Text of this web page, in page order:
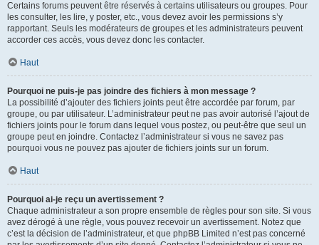
Certains forums peuvent être réservés à certains utilisateurs ou groupes. Pour
les consulter, les lire, y poster, etc., vous devez avoir les permissions s’y
rapportant. Seuls les modérateurs de groupes et les administrateurs peuvent
accorder ces accès, vous devez donc les contacter.
Haut
Pourquoi ne puis-je pas joindre des fichiers à mon message ?
La possibilité d’ajouter des fichiers joints peut être accordée par forum, par
groupe, ou par utilisateur. L’administrateur peut ne pas avoir autorisé l’ajout de
fichiers joints pour le forum dans lequel vous postez, ou peut-être que seul un
groupe peut en joindre. Contactez l’administrateur si vous ne savez pas
pourquoi vous ne pouvez pas ajouter de fichiers joints sur un forum.
Haut
Pourquoi ai-je reçu un avertissement ?
Chaque administrateur a son propre ensemble de règles pour son site. Si vous
avez dérogé à une règle, vous pouvez recevoir un avertissement. Notez que
c’est la décision de l’administrateur, et que phpBB Limited n’est pas concerné